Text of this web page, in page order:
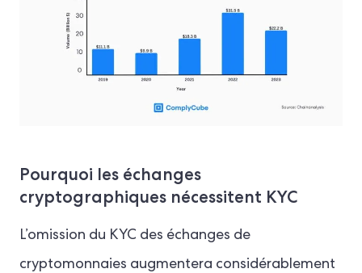
Pourquoi les échanges
cryptographiques nécessitent KYC
L’omission du KYC des échanges de
cryptomonnaies augmentera considérablement